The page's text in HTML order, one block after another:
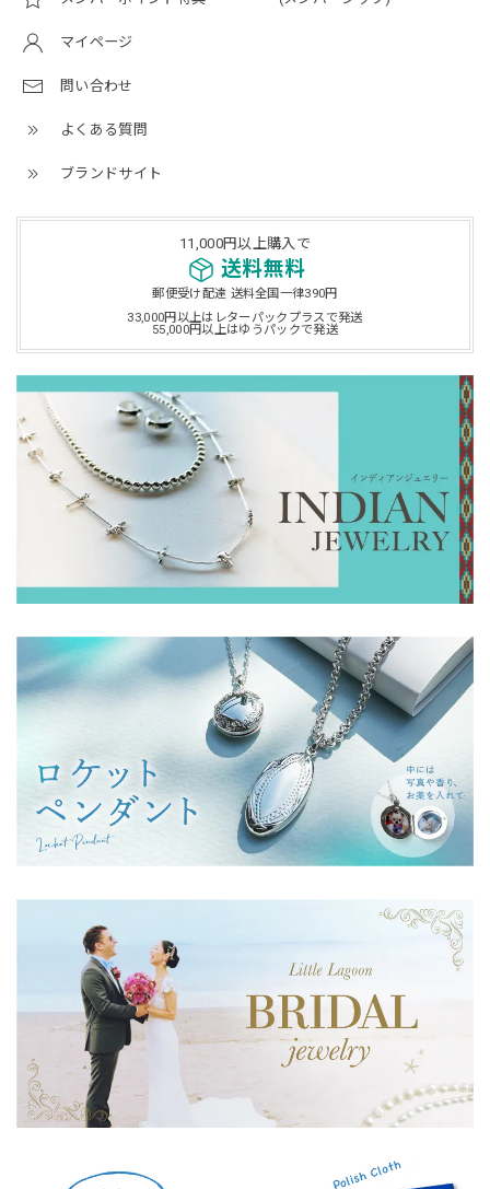
マイページ
問い合わせ
よくある質問
ブランドサイト
11,000円以上購入で
送料無料
郵便受け配達 送料全国一律390円
33,000円以上はレターパックプラスで発送
55,000円以上はゆうパックで発送